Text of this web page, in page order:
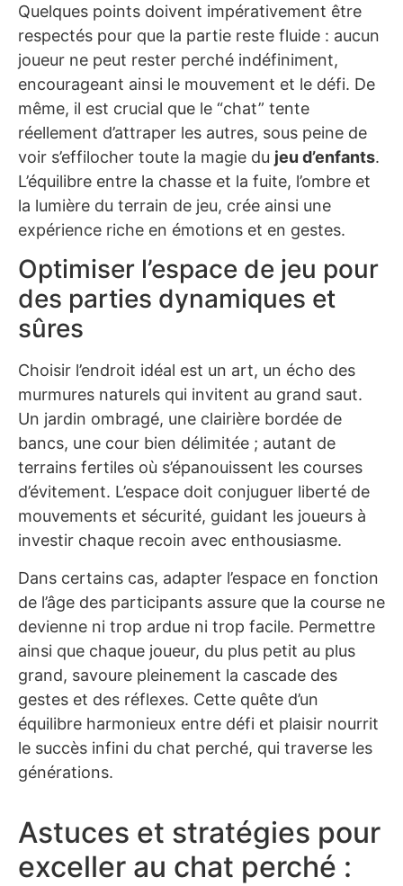
Quelques points doivent impérativement être
respectés pour que la partie reste fluide : aucun
joueur ne peut rester perché indéfiniment,
encourageant ainsi le mouvement et le défi. De
même, il est crucial que le “chat” tente
réellement d’attraper les autres, sous peine de
voir s’effilocher toute la magie du jeu d’enfants.
L’équilibre entre la chasse et la fuite, l’ombre et
la lumière du terrain de jeu, crée ainsi une
expérience riche en émotions et en gestes.
Optimiser l’espace de jeu pour
des parties dynamiques et
sûres
Choisir l’endroit idéal est un art, un écho des
murmures naturels qui invitent au grand saut.
Un jardin ombragé, une clairière bordée de
bancs, une cour bien délimitée ; autant de
terrains fertiles où s’épanouissent les courses
d’évitement. L’espace doit conjuguer liberté de
mouvements et sécurité, guidant les joueurs à
investir chaque recoin avec enthousiasme.
Dans certains cas, adapter l’espace en fonction
de l’âge des participants assure que la course ne
devienne ni trop ardue ni trop facile. Permettre
ainsi que chaque joueur, du plus petit au plus
grand, savoure pleinement la cascade des
gestes et des réflexes. Cette quête d’un
équilibre harmonieux entre défi et plaisir nourrit
le succès infini du chat perché, qui traverse les
générations.
Astuces et stratégies pour
exceller au chat perché :